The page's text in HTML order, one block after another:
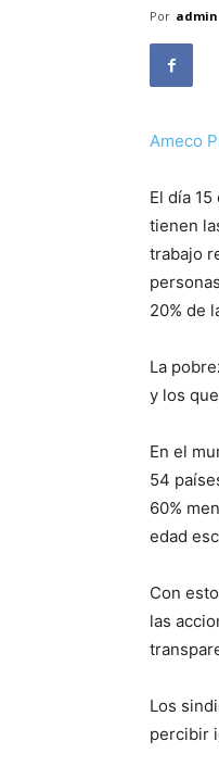
Por admin
Ameco
El día
tienen
trabajo
20% de
La
y los
En el
54
60%
edad
Con
las
Los
percibir